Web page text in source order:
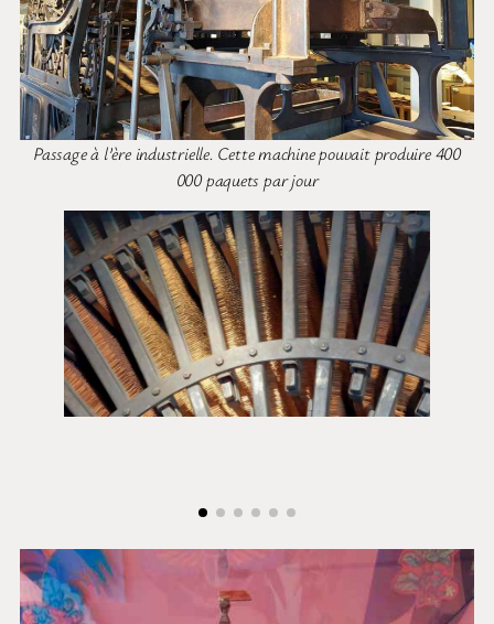
Passage à l’ère industrielle. Cette machine pouvait produire 400
000 paquets par jour